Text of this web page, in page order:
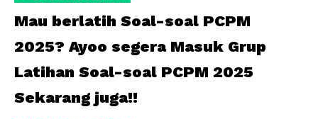
Mau berlatih Soal-soal PCPM
2025? Ayoo segera Masuk Grup
Latihan Soal-soal PCPM 2025
Sekarang juga!!